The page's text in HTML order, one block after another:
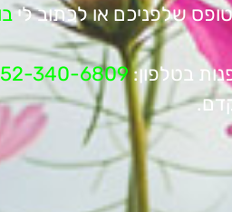
שלפניכם או לכתוב לי
בטלפון:340-6809